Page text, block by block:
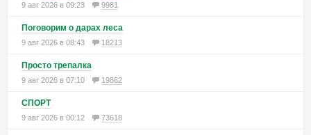
9 авг 2026 в 09:23 9981
Поговорим о дарах леса
9 авг 2026 в 08:43 18213
Просто трепалка
9 авг 2026 в 07:10 19862
СПОРТ
9 авг 2026 в 00:12 73618